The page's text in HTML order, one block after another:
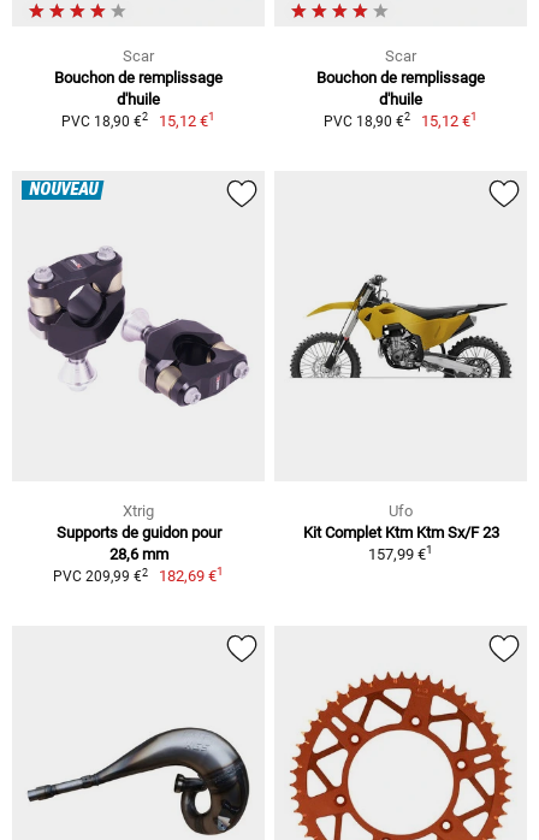
Scar
Bouchon de remplissage
d'huile
PVC 18,90 €2 15,12 €1
Scar
Bouchon de remplissage
d'huile
PVC 18,90 €2 15,12 €1
NOUVEAU
Xtrig
Supports de guidon pour
28,6 mm
PVC 209,99 €2 182,69 €1
Ufo
Kit Complet Ktm Ktm Sx/F 23
157,99 €1